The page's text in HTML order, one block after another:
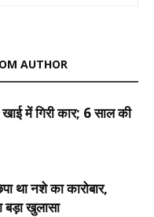
AUTHOR
में गिरी कार; 6 साल की
था नशे का कारोबार,
बड़ा खुलासा